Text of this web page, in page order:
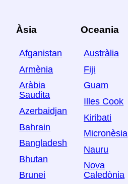
Àsia
Afganistan
Armènia
Aràbia
Saudita
Azerbaidjan
Bahrain
Bangladesh
Bhutan
Brunei
Oceania
Austràlia
Fiji
Guam
Illes Cook
Kiribati
Micronèsia
Nauru
Nova
Caledònia